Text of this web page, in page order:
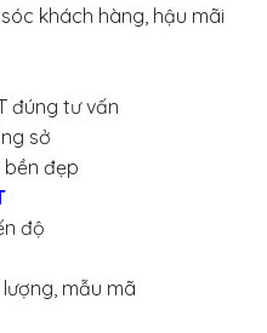
khách hàng, hậu mãi
đúng tư vấn
sở
bền đẹp
độ
mẫu mã